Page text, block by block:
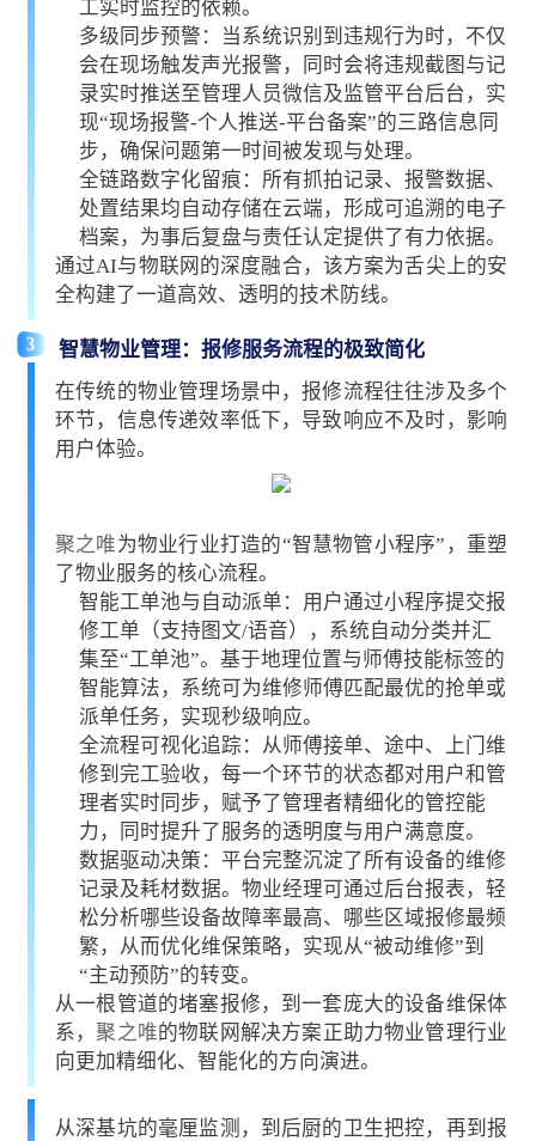
工实时监控的依赖。
多级同步预警：当系统识别到违规行为时，不仅
会在现场触发声光报警，同时会将违规截图与记
录实时推送至管理人员微信及监管平台后台，实
现“现场报警-个人推送-平台备案”的三路信息同
步，确保问题第一时间被发现与处理。
全链路数字化留痕：所有抓拍记录、报警数据、
处置结果均自动存储在云端，形成可追溯的电子
档案，为事后复盘与责任认定提供了有力依据。
通过AI与物联网的深度融合，该方案为舌尖上的安
全构建了一道高效、透明的技术防线。
3
智慧物业管理：报修服务流程的极致简化
在传统的物业管理场景中，报修流程往往涉及多个
环节，信息传递效率低下，导致响应不及时，影响
用户体验。
聚之唯为物业行业打造的“智慧物管小程序”，重塑
了物业服务的核心流程。
智能工单池与自动派单：用户通过小程序提交报
修工单（支持图文/语音），系统自动分类并汇
集至“工单池”。基于地理位置与师傅技能标签的
智能算法，系统可为维修师傅匹配最优的抢单或
派单任务，实现秒级响应。
全流程可视化追踪：从师傅接单、途中、上门维
修到完工验收，每一个环节的状态都对用户和管
理者实时同步，赋予了管理者精细化的管控能
力，同时提升了服务的透明度与用户满意度。
数据驱动决策：平台完整沉淀了所有设备的维修
记录及耗材数据。物业经理可通过后台报表，轻
松分析哪些设备故障率最高、哪些区域报修最频
繁，从而优化维保策略，实现从“被动维修”到
“主动预防”的转变。
从一根管道的堵塞报修，到一套庞大的设备维保体
系，聚之唯的物联网解决方案正助力物业管理行业
向更加精细化、智能化的方向演进。
从深基坑的毫厘监测，到后厨的卫生把控，再到报